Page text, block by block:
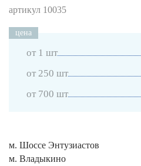
артикул 10035
цена
от 1 шт
от 250 шт
от 700 шт
м. Шоссе Энтузиастов
м. Владыкино